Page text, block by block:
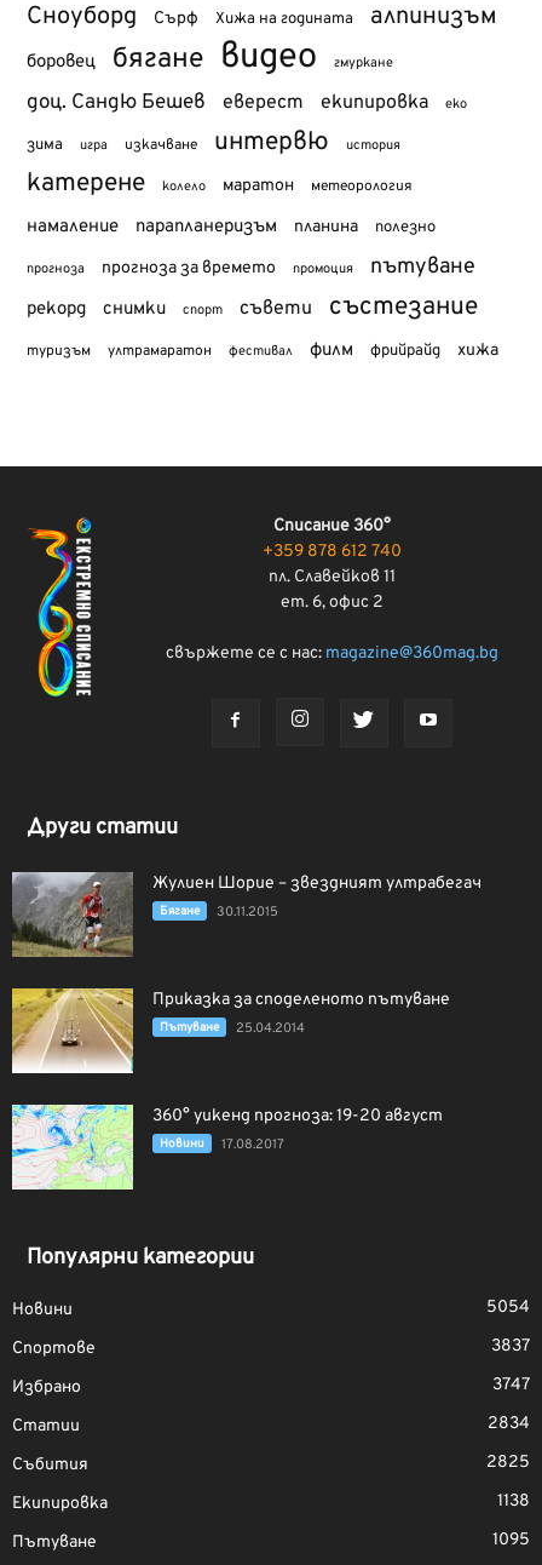
Сноуборд Сърф Хижа на годината алпинизъм
боровец бягане видео гмуркане
доц. Сандю Бешев еверест екипировка еко
зима игра изкачване интервю история
катерене колело маратон метеорология
намаление парапланеризъм планина полезно
прогноза прогноза за времето промоция пътуване
рекорд снимки спорт съвети състезание
туризъм ултрамаратон фестивал филм фрийрайд хижа
Списание 360°
+359 878 612 740
пл. Славейков 11
ет. 6, офис 2
свържете се с нас: magazine@360mag.bg
Други статии
Жулиен Шорие – звездният ултрабегач
Бягане 30.11.2015
Приказка за споделеното пътуване
Пътуване 25.04.2014
360° уикенд прогноза: 19-20 август
Новини 17.08.2017
Популярни категории
Новини
5054
Спортове
3837
Избрано
3747
Статии
2834
Събития
2825
Екипировка
1138
Пътуване
1095